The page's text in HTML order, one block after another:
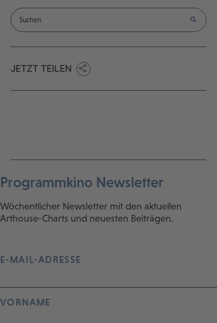
JETZT TEILEN
Programmkino Newsletter
Wöchentlicher Newsletter mit den aktuellen
Arthouse-Charts und neuesten Beiträgen.
E-MAIL-ADRESSE
VORNAME